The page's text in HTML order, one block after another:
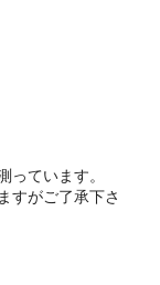
っています。
すがご了承下さ